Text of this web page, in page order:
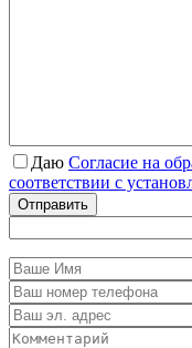
Даю Согласие на
соответствии с
Отправить